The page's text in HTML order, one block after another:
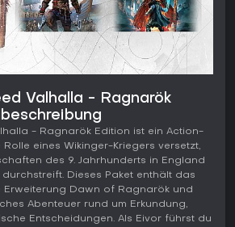
Valhalla - Ragnarök
- Ragnarök Edition ist ein Action-
eines Wikinger-Kriegers versetzt,
des 9. Jahrhunderts in England
Dieses Paket enthält das
Erweiterung Dawn of Ragnarök und
Abenteuer rund um Erkundung,
Entscheidungen. Als Eivor führst du